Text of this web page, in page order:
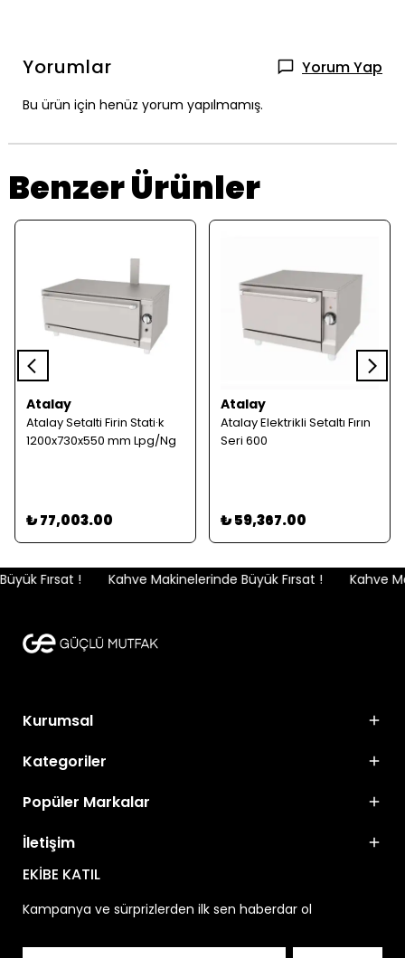
Yorumlar Yorum Yap
Bu ürün için henüz yorum yapılmamış.
Benzer Ürünler
Atalay
Atalay Setalti Firin Stati·k
1200x730x550 mm Lpg/Ng
₺ 77,003.00
Atalay
Atalay Elektrikli Setaltı Fırın
Seri 600
₺ 59,367.00
Fırsat ! Kahve Makinelerinde Büyük Fırsat ! Kahve
Kurumsal
Kategoriler
Popüler Markalar
İletişim
EKİBE KATIL
Kampanya ve sürprizlerden ilk sen haberdar ol